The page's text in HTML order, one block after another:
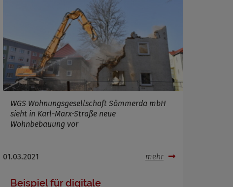
WGS Wohnungsgesellschaft Sömmerda mbH
sieht in Karl-Marx-Straße neue
Wohnbebauung vor
01.03.2021 mehr
Beispiel für digitale